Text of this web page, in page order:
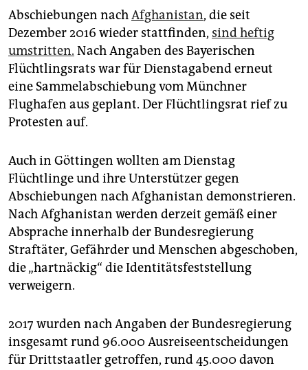
Abschiebungen nachAfghanistan, die seit
Dezember 2016 wieder stattfinden, sind heftig
umstritten. Nach Angaben des Bayerischen
Flüchtlingsrats war für Dienstagabend erneut
eine Sammelabschiebung vom Münchner
Flughafen aus geplant. Der Flüchtlingsrat rief zu
Protesten auf.
Auch in Göttingen wollten am Dienstag
Flüchtlinge und ihre Unterstützer gegen
Abschiebungen nach Afghanistan demonstrieren.
Nach Afghanistan werden derzeit gemäß einer
Absprache innerhalb der Bundesregierung
Straftäter, Gefährder und Menschen abgeschoben,
die „hartnäckig“ die Identitätsfeststellung
verweigern.
2017 wurden nach Angaben der Bundesregierung
insgesamt rund 96.000 Ausreiseentscheidungen
für Drittstaatler getroffen, rund 45.000 davon